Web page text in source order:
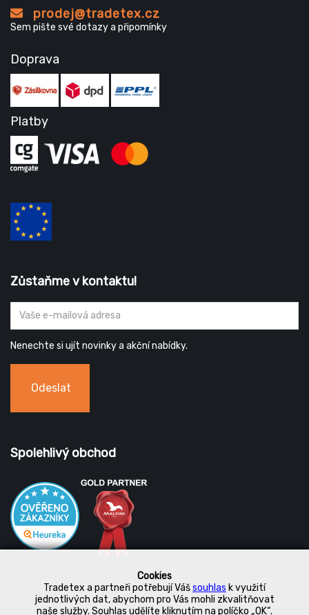
Cookies
Tradetex a partneři potřebují Vášsouhlas k využití
jednotlivých dat, abychom pro Vás mohli zkvalitňovat
naše služby. Souhlas udělíte kliknutím na políčko „OK“.
prodej@tradetex.cz
Sem pište své dotazy a připomínky
Doprava
Platby
Zůstaňme v kontaktu!
Nenechte si ujít novinky a akční nabídky.
Odeslat
Spolehlivý obchod